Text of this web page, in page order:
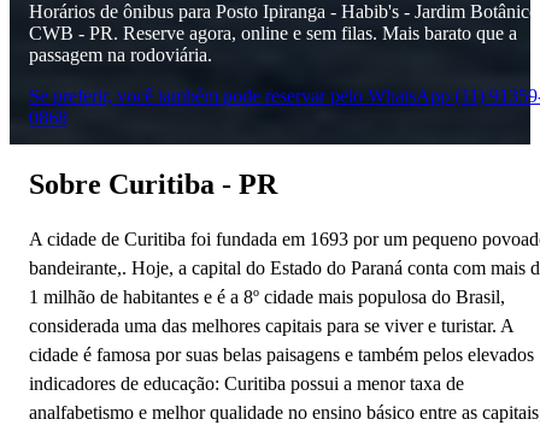
Horários de ônibus para Posto Ipiranga - Habib's - Jardim
CWB - PR. Reserve agora, online e sem filas. Mais barato que a
passagem na rodoviária.
Se preferir, você também pode reservar pelo WhatsApp (11)
0868
Sobre Curitiba - PR
A‌ ‌cidade‌ ‌de‌ ‌Curitiba‌ ‌foi‌ ‌fundada‌ ‌em‌ ‌1693‌ ‌por‌ ‌um‌ ‌pequeno‌
‌bandeirante,. Hoje, a capital do Estado do Paraná ‌conta‌ ‌com‌ mais‌
‌1‌ ‌milhão‌ ‌de‌ ‌habitantes‌ ‌e‌ ‌é‌ ‌a‌ ‌8º‌ ‌cidade‌ ‌mais‌ ‌populosa‌ ‌do‌ ‌Brasil,‌
‌considerada ‌uma‌ ‌das‌ ‌melhores‌ ‌capitais‌ ‌para‌ ‌se‌ ‌viver‌ ‌e turistar.‌ ‌A‌
cidade‌ ‌é‌ ‌famosa‌ ‌por‌ ‌suas‌ ‌belas‌ ‌paisagens‌ ‌e‌ ‌também‌ ‌pelos‌ ‌elevados‌
‌indicadores‌ ‌de‌ ‌educação:‌ ‌Curitiba‌ ‌possui‌ ‌a‌ ‌menor‌ ‌taxa‌ ‌de‌
‌analfabetismo‌ ‌e‌ ‌melhor‌ ‌qualidade‌ ‌no‌ ‌ensino básico‌ ‌entre‌ ‌as‌